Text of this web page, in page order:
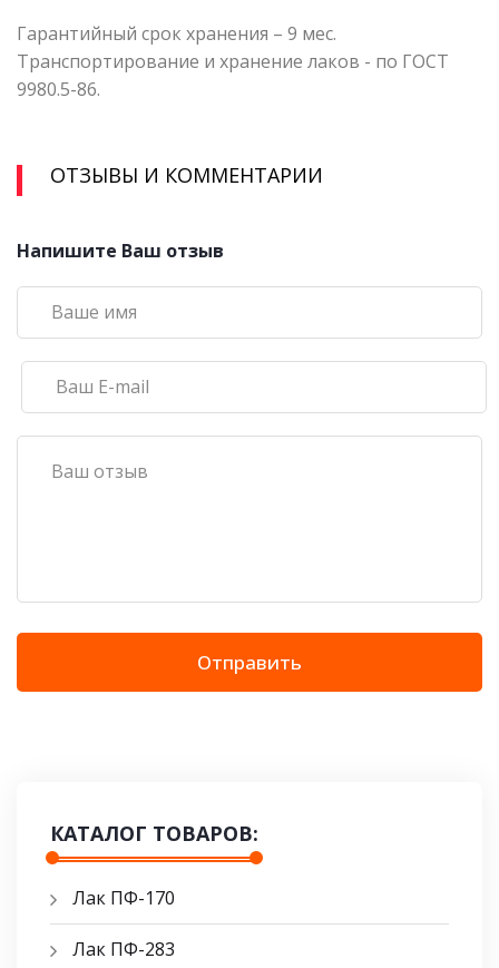
Гарантийный срок хранения – 9 мес.
Транспортирование и хранение лаков - по ГОСТ
9980.5-86.
ОТЗЫВЫ И КОММЕНТАРИИ
Напишите Ваш отзыв
Отправить
КАТАЛОГ ТОВАРОВ:
Лак ПФ-170
Лак ПФ-283